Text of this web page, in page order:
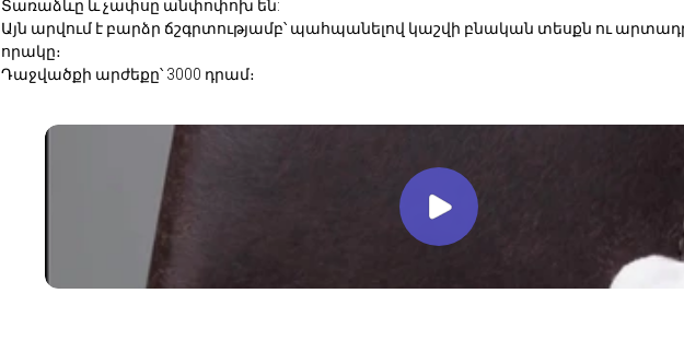
Տառաձևը և չափսը անփոփոխ են:
Այն արվում է բարձր ճշգրտությամբ՝ պահպանելով կաշվի բնական տեսքն ու
որակը։
Դաջվածքի արժեքը՝ 3000 դրամ։